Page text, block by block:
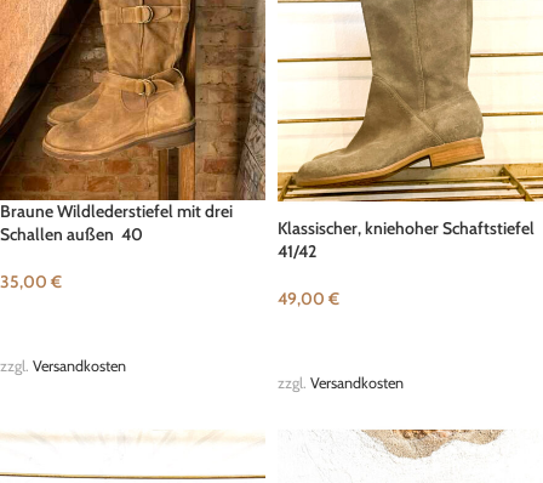
Braune Wildlederstiefel mit drei
Schallen außen 40
35,00 €
zzgl. Versandkosten
Klassischer, kniehoher Schaftstiefel
41/42
49,00 €
zzgl. Versandkosten